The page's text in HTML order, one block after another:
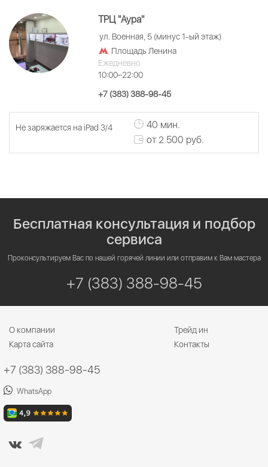
ТРЦ "Аура"
ул. Военная, 5 (минус 1-ый этаж)
Площадь Ленина
Ежедневно
10:00–22:00
+7 (383) 388-98-45
Не заряжается на iPad 3/4
40 мин.
от 2 500 руб.
Бесплатная консультация и подбор
сервиса
Проконсультируем Вас по нашей горячей линии или отправим к Вам мастера
+7 (383) 388-98-45
О компании
Трейд ин
Карта сайта
Контакты
+7 (383) 388-98-45
WhatsApp